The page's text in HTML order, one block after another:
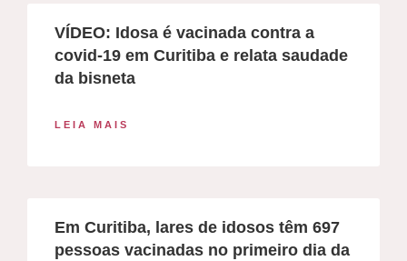
VÍDEO: Idosa é vacinada contra a
covid-19 em Curitiba e relata saudade
da bisneta
LEIA MAIS
Em Curitiba, lares de idosos têm 697
pessoas vacinadas no primeiro dia da